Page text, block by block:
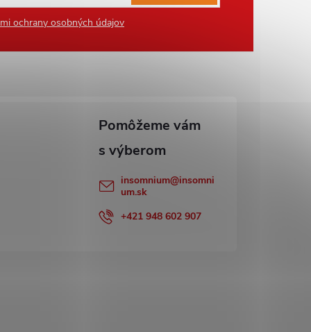
ochrany osobných údajov
insomnium@insomni
um.sk
+421 948 602 907